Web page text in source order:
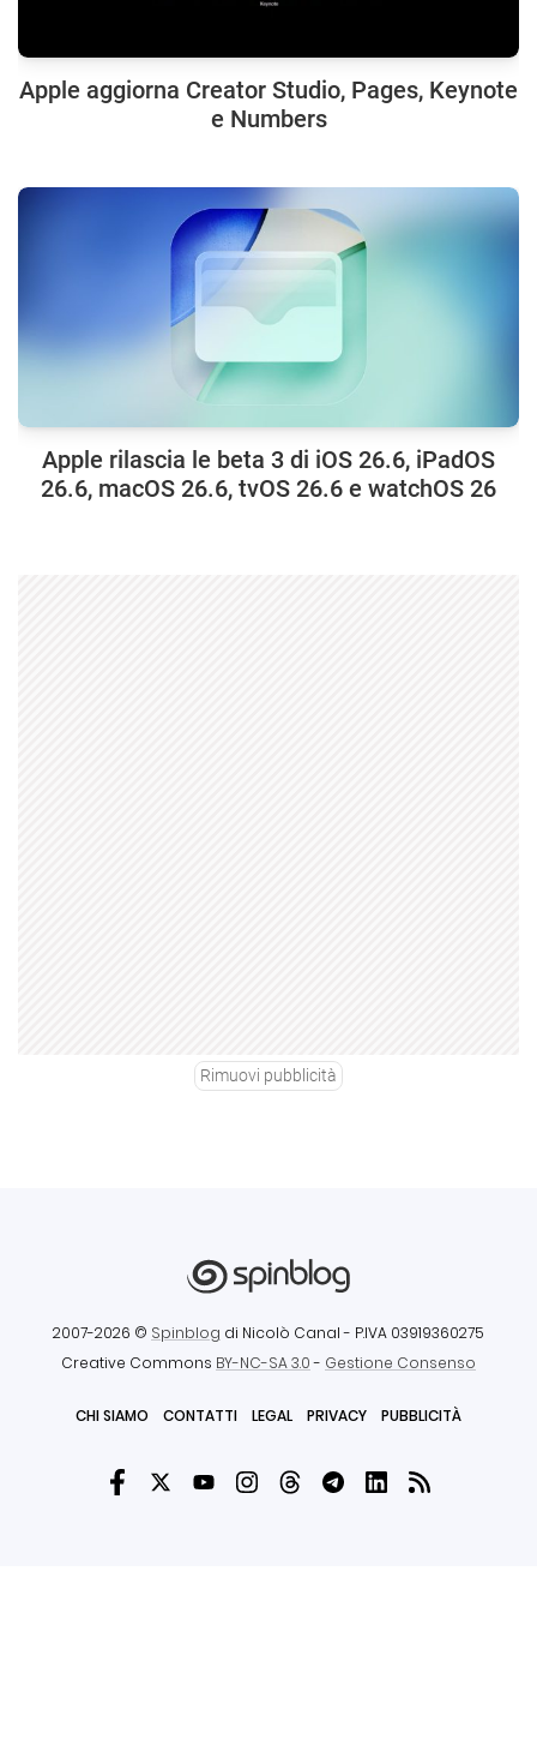
Apple aggiorna Creator Studio, Pages, Keynote
e Numbers
Apple rilascia le beta 3 di iOS 26.6, iPadOS
26.6, macOS 26.6, tvOS 26.6 e watchOS 26
Rimuovi pubblicità
2007-2026 © Spinblog di Nicolò Canal - P.IVA 03919360275
Creative Commons BY-NC-SA 3.0- Gestione Consenso
CHI SIAMO CONTATTI LEGAL PRIVACY PUBBLICITÀ